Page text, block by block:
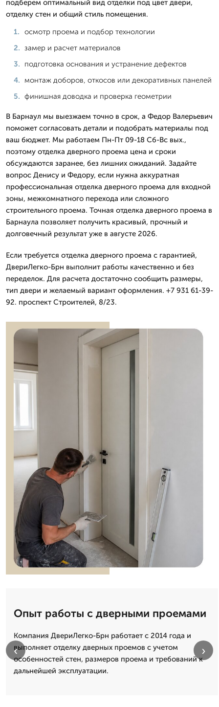
подберем оптимальный вид отделки под цвет двери,
отделку стен и общий стиль помещения.
осмотр проема и подбор технологии
замер и расчет материалов
подготовка основания и устранение дефектов
монтаж доборов, откосов или декоративных панелей
финишная доводка и проверка геометрии
В Барнаул мы выезжаем точно в срок, а Федор Валерьевич
поможет согласовать детали и подобрать материалы под
ваш бюджет. Мы работаем Пн-Пт 09-18 Сб-Вс вых.,
поэтому отделка дверного проема цена и сроки
обсуждаются заранее, без лишних ожиданий. Задайте
вопрос Денису и Федору, если нужна аккуратная
профессиональная отделка дверного проема для входной
зоны, межкомнатного перехода или сложного
строительного проема. Точная отделка дверного проема в
Барнаула позволяет получить красивый, прочный и
долговечный результат уже в августе 2026.
Если требуется отделка дверного проема с гарантией,
ДвериЛегко-Брн выполнит работы качественно и без
переделок. Для расчета достаточно сообщить размеры,
тип двери и желаемый вариант оформления. +7 931 61-39-
92. проспект Строителей, 8/23.
Опыт работы с дверными проемами
Компания ДвериЛегко-Брн работает с 2014 года и
выполняет отделку дверных проемов с учетом
особенностей стен, размеров проема и требований к
дальнейшей эксплуатации.
‹ ›